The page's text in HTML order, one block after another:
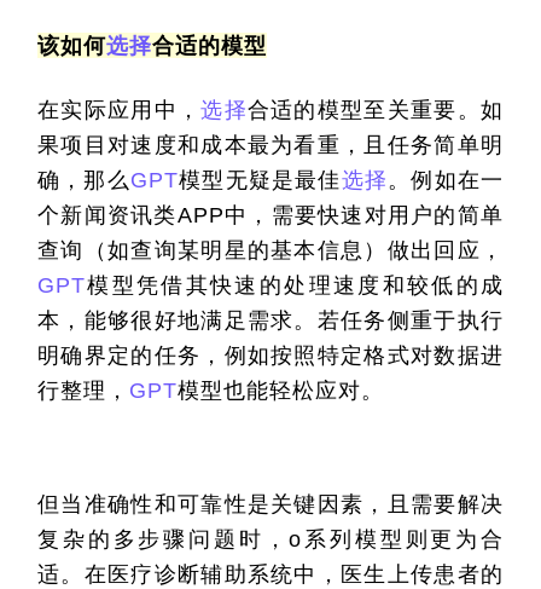
该如何选择合适的模型
在实际应用中，选择合适的模型至关重要。如
果项目对速度和成本最为看重，且任务简单明
确，那么GPT模型无疑是最佳选择。例如在一
个新闻资讯类APP中，需要快速对用户的简单
查询（如查询某明星的基本信息）做出回应，
GPT模型凭借其快速的处理速度和较低的成
本，能够很好地满足需求。若任务侧重于执行
明确界定的任务，例如按照特定格式对数据进
行整理， GPT模型也能轻松应对。
但当准确性和可靠性是关键因素，且需要解决
复杂的多步骤问题时，o系列模型则更为合
适。在医疗诊断辅助系统中，医生上传患者的